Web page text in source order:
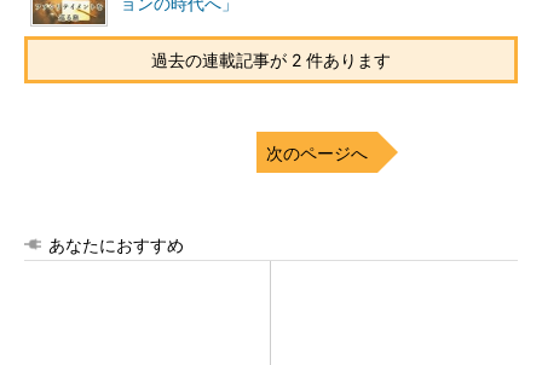
過去の連載記事が 2 件あります
次のページへ
あなたにおすすめ